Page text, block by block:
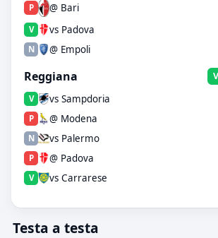
P @ Bari
V vs Padova
N @ Empoli
Reggiana V
V vs Sampdoria
P @ Modena
N vs Palermo
P @ Padova
V vs Carrarese
Testa a testa